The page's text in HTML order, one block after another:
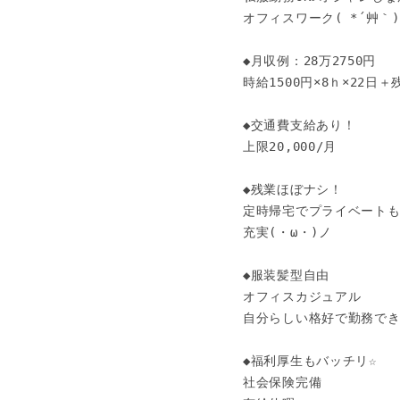
オフィスワーク( *´艸｀)
◆月収例：28万2750円
時給1500円×8ｈ×22日＋
◆交通費支給あり！
上限20,000/月
◆残業ほぼナシ！
定時帰宅でプライベートも
充実(・ω・)ノ
◆服装髪型自由
オフィスカジュアル
自分らしい格好で勤務で
◆福利厚生もバッチリ☆
社会保険完備